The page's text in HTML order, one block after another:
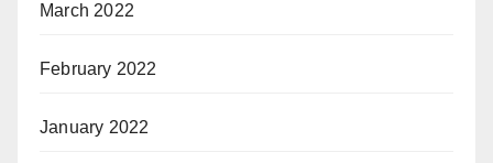
March 2022
February 2022
January 2022